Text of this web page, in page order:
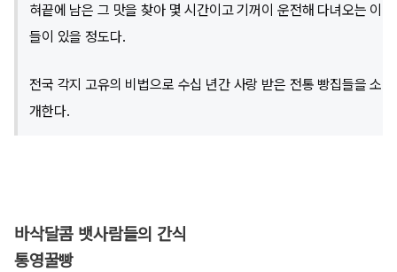
혀끝에 남은 그 맛을 찾아 몇 시간이고 기꺼이 운전해 다녀오는 이
들이 있을 정도다.
전국 각지 고유의 비법으로 수십 년간 사랑 받은 전통 빵집들을 소
개한다.
바삭달콤 뱃사람들의 간식
통영꿀빵